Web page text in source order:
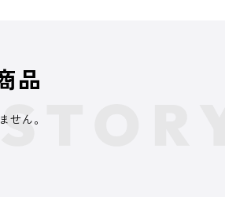
品
せん。